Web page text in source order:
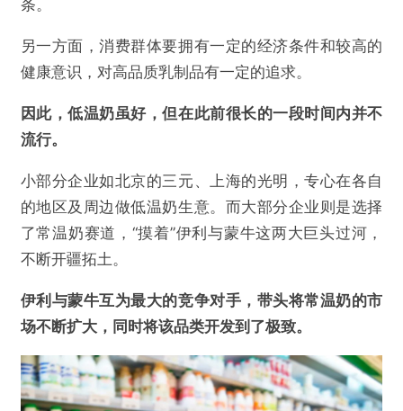
条。
另一方面，消费群体要拥有一定的经济条件和较高的
健康意识，对高品质乳制品有一定的追求。
因此，低温奶虽好，但在此前很长的一段时间内并不
流行。
小部分企业如北京的三元、上海的光明，专心在各自
的地区及周边做低温奶生意。而大部分企业则是选择
了常温奶赛道，“摸着”伊利与蒙牛这两大巨头过河，
不断开疆拓土。
伊利与蒙牛互为最大的竞争对手，带头将常温奶的市
场不断扩大，同时将该品类开发到了极致。